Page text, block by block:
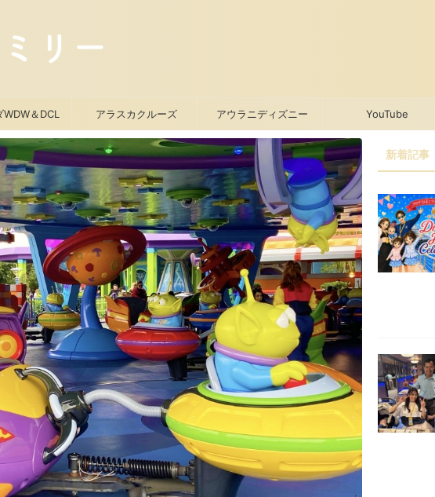
＆DCL アラスカクルーズ アウラニディズニー YouTube
新着記事